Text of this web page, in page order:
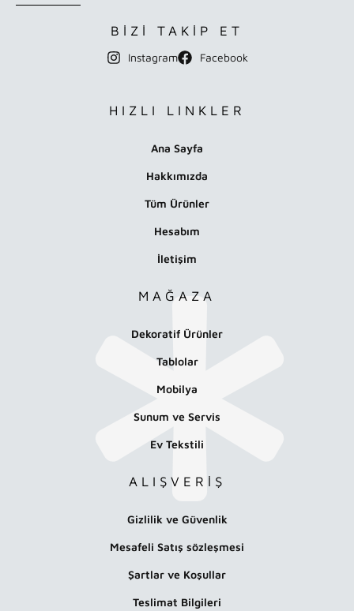
BİZİ TAKİP ET
Instagram Facebook
HIZLI LINKLER
Ana Sayfa
Hakkımızda
Tüm Ürünler
Hesabım
İletişim
MAĞAZA
Dekoratif Ürünler
Tablolar
Mobilya
Sunum ve Servis
Ev Tekstili
ALIŞVERİŞ
Gizlilik ve Güvenlik
Mesafeli Satış sözleşmesi
Şartlar ve Koşullar
Teslimat Bilgileri